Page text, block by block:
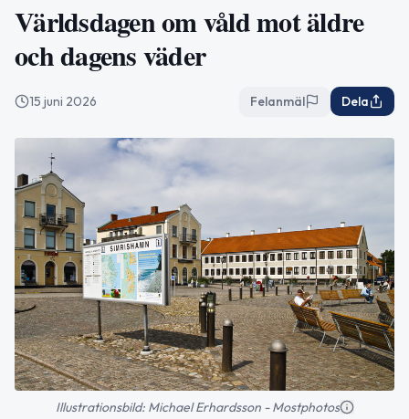
Världsdagen om våld mot äldre
och dagens väder
15 juni 2026 Felanmäl Dela
Illustrationsbild: Michael Erhardsson - Mostphotos